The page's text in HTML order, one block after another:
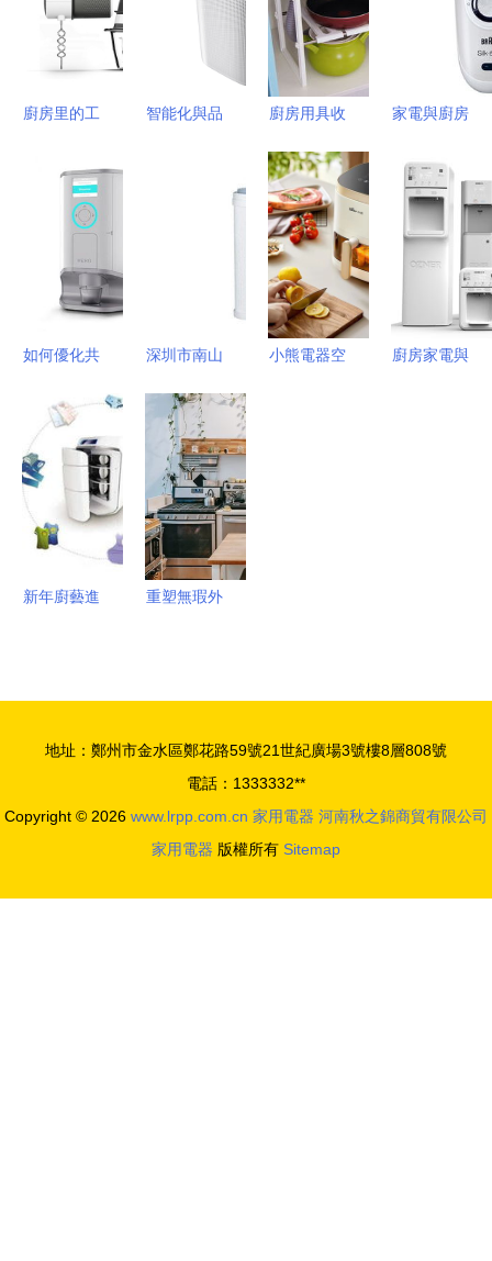
廚房里的工
系列攪拌機
的產品設計
智能化與品
廚房用具收
婆提不起做
飯熱情？解
決小煩惱迎
來烹飪新時
代
家電與廚房
現代高效廚
房的完美組
合
如何優化共
以提升經濟
可持續發
展？——基
于國際對比
的動態資源
再平衡策略
深圳市南山
產品及家電
指南
小熊電器空
廚房家電與
新年廚藝進
重塑無瑕外
層缺陷修復
地址：鄭州市金水區鄭花路59號21世紀廣場3號樓8層808號
電話：1333332**
Copyright © 2026 www.lrpp.com.cn 家用電器 河南秋之錦商貿有限公司
家用電器 版權所有 Sitemap